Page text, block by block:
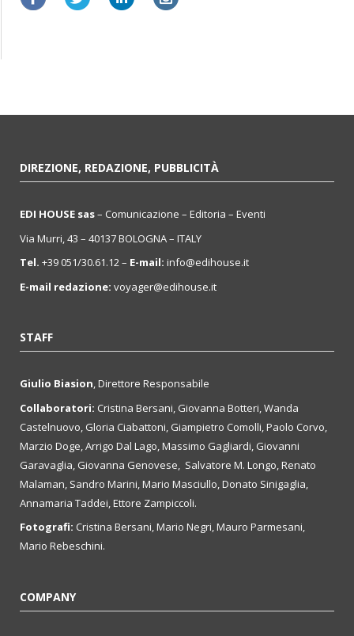
DIREZIONE, REDAZIONE, PUBBLICITÀ
EDI HOUSE sas– Comunicazione – Editoria – Eventi
Via Murri, 43 – 40137 BOLOGNA – ITALY
Tel. +39 051/30.61.12 – E-mail: info@edihouse.it
E-mail redazione: voyager@edihouse.it
STAFF
Giulio Biasion, Direttore Responsabile
Collaboratori: Cristina Bersani, Giovanna Botteri, Wanda
Castelnuovo, Gloria Ciabattoni, Giampietro Comolli, Paolo Corvo,
Marzio Doge, Arrigo Dal Lago, Massimo Gagliardi, Giovanni
Garavaglia, Giovanna Genovese, Salvatore M. Longo, Renato
Malaman, Sandro Marini, Mario Masciullo, Donato Sinigaglia,
Annamaria Taddei, Ettore Zampiccoli.
Fotografi: Cristina Bersani, Mario Negri, Mauro Parmesani,
Mario Rebeschini.
COMPANY